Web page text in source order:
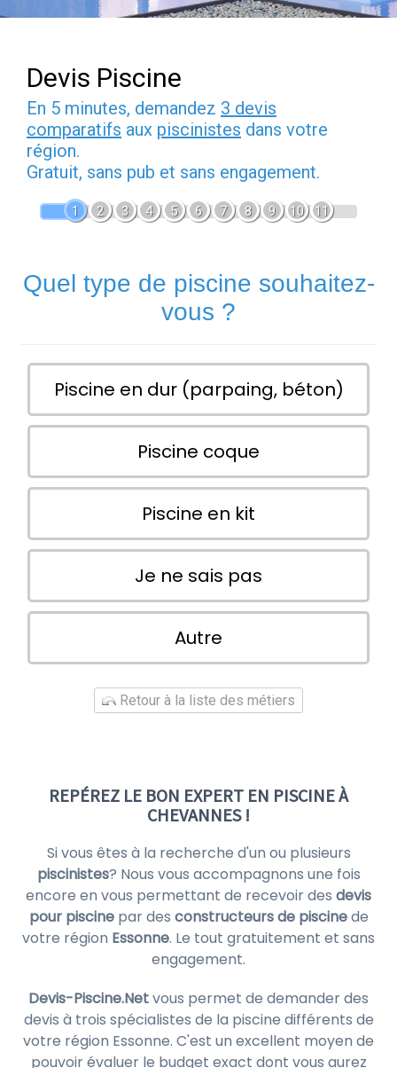
Devis Piscine
En 5 minutes, demandez 3 devis
comparatifs aux piscinistes dans votre
région.
Gratuit, sans pub et sans engagement.
1 2 3 4 5 6 7 8 9 10 11
Quel type de piscine souhaitez-
vous ?
Piscine en dur (parpaing, béton)
Piscine coque
Piscine en kit
Je ne sais pas
Autre
Retour à la liste des métiers
REPÉREZ LE BON EXPERT EN PISCINE À
CHEVANNES !
Si vous êtes à la recherche d'un ou plusieurs
piscinistes? Nous vous accompagnons une fois
encore en vous permettant de recevoir des devis
pour piscinepar des constructeurs de piscinede
votre région Essonne. Le tout gratuitement et sans
engagement.
Devis-Piscine.Netvous permet de demander des
devis à trois spécialistes de la piscine différents de
votre région Essonne. C'est un excellent moyen de
pouvoir évaluer le budget exact dont vous aurez